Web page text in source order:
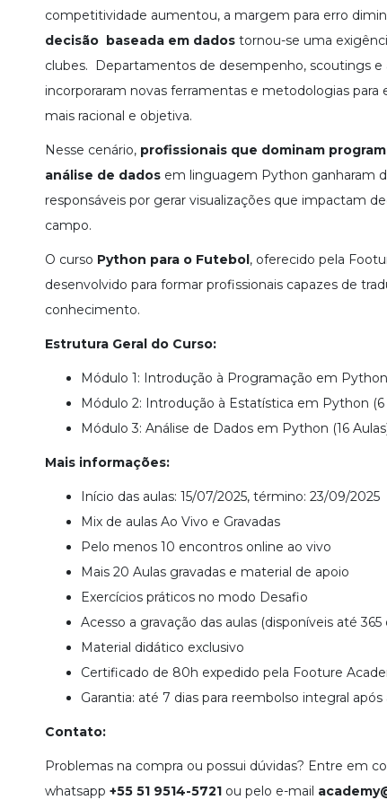
competitividade aumentou, a margem para erro
decisão baseada em dados tornou-se uma
clubes. Departamentos de desempenho, scoutings e
incorporaram novas ferramentas e metodologias
mais racional e objetiva.
Nesse cenário, profissionais que dominam
análise de dados em linguagem Python ganharam
responsáveis por gerar visualizações que impactam
campo.
O curso Python para o Futebol, oferecido pela
desenvolvido para formar profissionais capazes de
conhecimento.
Estrutura Geral do Curso:
Módulo 1: Introdução à Programação em Python
Módulo 2: Introdução à Estatística em Python (6
Módulo 3: Análise de Dados em Python (16
Mais informações:
Início das aulas: 15/07/2025, término: 23/09/2025
Mix de aulas Ao Vivo e Gravadas
Pelo menos 10 encontros online ao vivo
Mais 20 Aulas gravadas e material de apoio
Exercícios práticos no modo Desafio
Acesso a gravação das aulas (disponíveis até 365
Material didático exclusivo
Certificado de 80h expedido pela Footure
Garantia: até 7 dias para reembolso integral após
Contato:
Problemas na compra ou possui dúvidas? Entre em
whatsapp +55 51 9514-5721 ou pelo e-mail